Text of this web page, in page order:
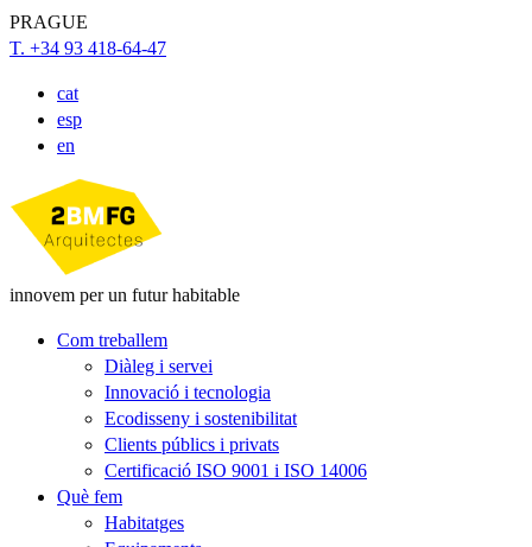
PRAGUE
T. +34 93 418-64-47
cat
esp
en
innovem per un futur habitable
Com treballem
Diàleg i servei
Innovació i tecnologia
Ecodisseny i sostenibilitat
Clients públics i privats
Certificació ISO 9001 i ISO 14006
Què fem
Habitatges